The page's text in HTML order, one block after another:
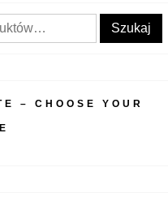
Szukaj
– CHOOSE YOUR